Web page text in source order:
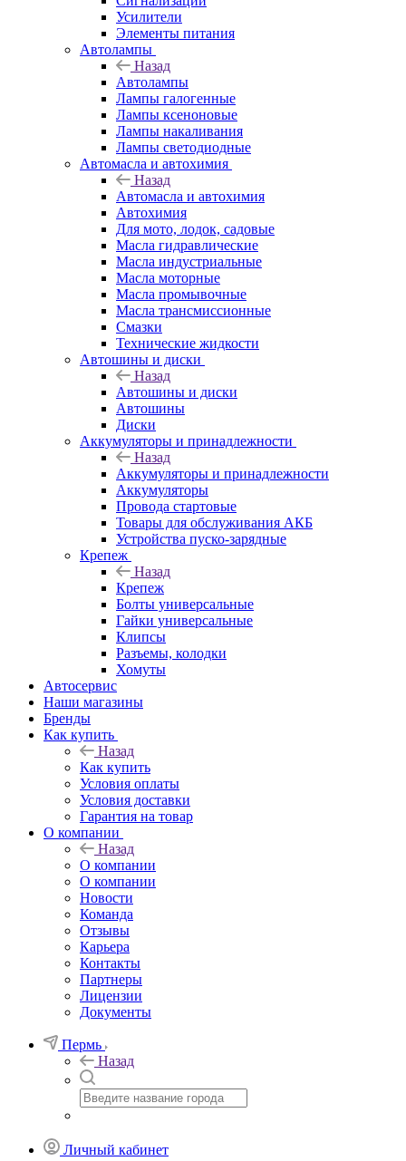
Усилители
Элементы питания
Автолампы
Назад
Автолампы
Лампы галогенные
Лампы ксеноновые
Лампы накаливания
Лампы светодиодные
Автомасла и автохимия
Назад
Автомасла и автохимия
Автохимия
Для мото, лодок, садовые
Масла гидравлические
Масла индустриальные
Масла моторные
Масла промывочные
Масла трансмиссионные
Смазки
Технические жидкости
Автошины и диски
Назад
Автошины и диски
Автошины
Диски
Аккумуляторы и принадлежности
Назад
Аккумуляторы и принадлежности
Аккумуляторы
Провода стартовые
Товары для обслуживания АКБ
Устройства пуско-зарядные
Крепеж
Назад
Крепеж
Болты универсальные
Гайки универсальные
Клипсы
Разъемы, колодки
Хомуты
Автосервис
Наши магазины
Бренды
Как купить
Назад
Как купить
Условия оплаты
Условия доставки
Гарантия на товар
О компании
Назад
О компании
О компании
Новости
Команда
Отзывы
Карьера
Контакты
Партнеры
Лицензии
Документы
Пермь
Назад
Личный кабинет